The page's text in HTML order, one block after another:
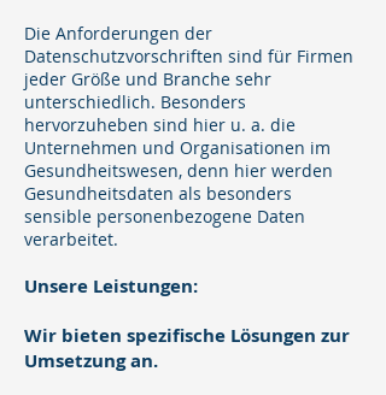
Die Anforderungen der
Datenschutzvorschriften sind für Firmen
jeder Größe und Branche sehr
unterschiedlich. Besonders
hervorzuheben sind hier u. a. die
Unternehmen und Organisationen im
Gesundheitswesen, denn hier werden
Gesundheitsdaten als besonders
sensible personenbezogene Daten
verarbeitet.
Unsere Leistungen:
Wir bieten spezifische Lösungen zur
Umsetzung an.